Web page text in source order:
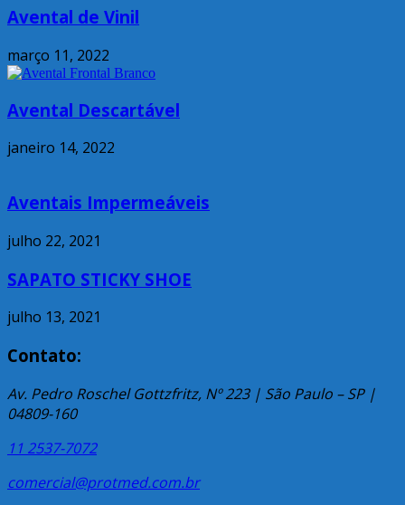
Avental de Vinil
março 11, 2022
Avental Descartável
janeiro 14, 2022
Aventais Impermeáveis
julho 22, 2021
SAPATO STICKY SHOE
julho 13, 2021
Contato:
Av. Pedro Roschel Gottzfritz, Nº 223 | São Paulo – SP |
04809-160
11 2537-7072
comercial@protmed.com.br